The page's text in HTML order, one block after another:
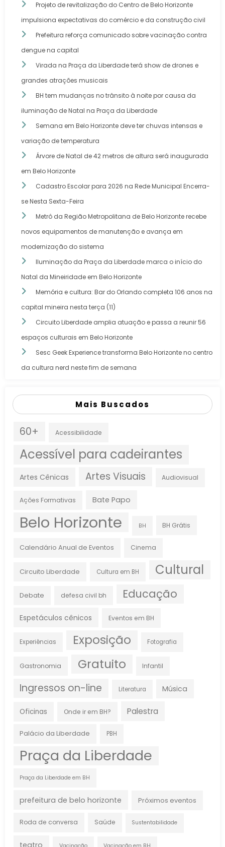
Projeto de revitalização do Centro de Belo Horizonte
impulsiona expectativas do comércio e da construção civil
Prefeitura reforça comunicado sobre vacinação contra
dengue na capital
Virada na Praça da Liberdade terá show de drones e
grandes atrações musicais
BH tem mudanças no trânsito à noite por causa da
iluminação de Natal na Praça da Liberdade
Semana em Belo Horizonte deve ter chuvas intensas e
variação de temperatura
Árvore de Natal de 42 metros de altura será inaugurada
em Belo Horizonte
Cadastro Escolar para 2026 na Rede Municipal Encerra-
se Nesta Sexta-Feira
Metrô da Região Metropolitana de Belo Horizonte recebe
novos equipamentos de manutenção e avança em
modernização do sistema
Iluminação da Praça da Liberdade marca o início do
Natal da Mineiridade em Belo Horizonte
Memória e cultura: Bar do Orlando completa 106 anos na
capital mineira nesta terça (11)
Circuito Liberdade amplia atuação e passa a reunir 56
espaços culturais em Belo Horizonte
Sesc Geek Experience transforma Belo Horizonte no centro
da cultura nerd neste fim de semana
Mais Buscados
60+ Acessibilidade
Acessível para cadeirantes
Artes Cênicas Artes Visuais Audiovisual
Ações Formativas Bate Papo
Belo Horizonte BH BH Grátis
Calendário Anual de Eventos Cinema
Circuito Liberdade Cultura em BH Cultural
Debate defesa civil bh Educação
Espetáculos cênicos Eventos em BH
Experiências Exposição Fotografia
Gastronomia Gratuito Infantil
Ingressos on-line Literatura Música
Oficinas Onde ir em BH? Palestra
Palácio da Liberdade PBH
Praça da Liberdade
Praça da Liberdade em BH
prefeitura de belo horizonte Próximos eventos
Roda de conversa Saúde Sustentabilidade